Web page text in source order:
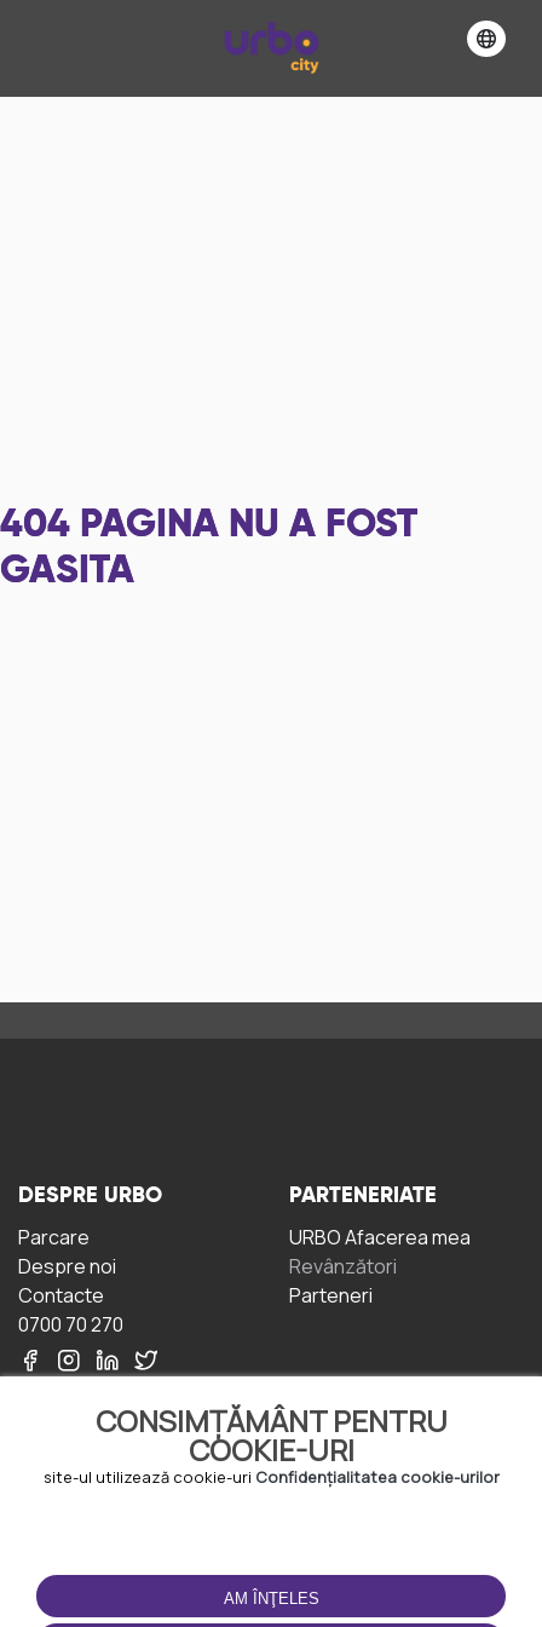
404 PAGINA NU A FOST
GASITA
CONSIMȚĂMÂNT PENTRU
COOKIE-URI
site-ul utilizează cookie-uri Confidențialitatea cookie-urilor
AM ÎNŢELES
DESPRE URBO
Parcare
Despre noi
Contacte
0700 70 270
PARTENERIATE
URBO Afacerea mea
Revânzători
Parteneri
Termeni și condiții
Politica de